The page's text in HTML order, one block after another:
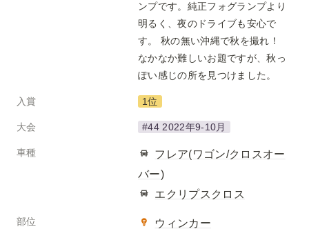
ンプです。純正フォグランプより
明るく、夜のドライブも安心で
す。 秋の無い沖縄で秋を撮れ！
なかなか難しいお題ですが、秋っ
ぽい感じの所を見つけました。
入賞 1位
大会 #44 2022年9-10月
車種
フレア(ワゴン/クロスオー
バー)
エクリプスクロス
部位 ウィンカー